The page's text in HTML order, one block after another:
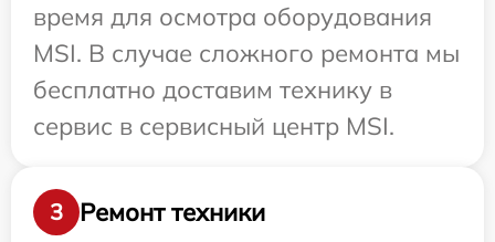
время для осмотра оборудования
MSI. В случае сложного ремонта мы
бесплатно доставим технику в
сервис в сервисный центр MSI.
3 Ремонт техники